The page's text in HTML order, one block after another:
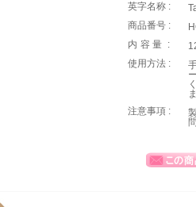
英字名称 :
商品番号 :
内容量 :
使用方法 :
注意事項 :